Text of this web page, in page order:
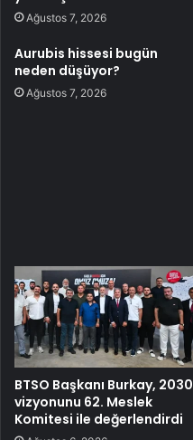
Ağustos 7, 2026
Aurubis hissesi bugün
neden düşüyor?
Ağustos 7, 2026
BTSO Başkanı Burkay, 2030
vizyonunu 62. Meslek
Komitesi ile değerlendirdi